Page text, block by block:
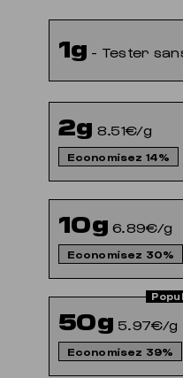
1g - Tester
2g 8.51€/g
Economisez 14%
10g 6.89€/g
Economisez 30%
50g 5.97€/g
Economisez 39%